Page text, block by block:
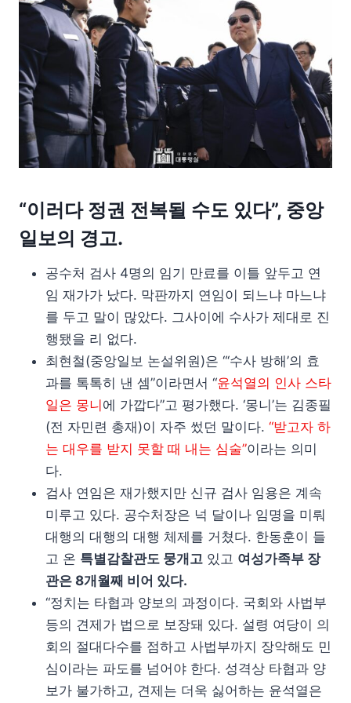
“이러다 정권 전복될 수도 있다”, 중앙
일보의 경고.
공수처 검사 4명의 임기 만료를 이틀 앞두고 연
임 재가가 났다. 막판까지 연임이 되느냐 마느냐
를 두고 말이 많았다. 그사이에 수사가 제대로 진
행됐을 리 없다.
최현철(중앙일보 논설위원)은 “‘수사 방해’의 효
과를 톡톡히 낸 셈”이라면서 “윤석열의 인사 스타
일은 몽니에 가깝다”고 평가했다. ‘몽니’는 김종필
(전 자민련 총재)이 자주 썼던 말이다. “받고자 하
는 대우를 받지 못할 때 내는 심술”이라는 의미
다.
검사 연임은 재가했지만 신규 검사 임용은 계속
미루고 있다. 공수처장은 넉 달이나 임명을 미뤄
대행의 대행의 대행 체제를 거쳤다. 한동훈이 들
고 온 특별감찰관도 뭉개고 있고 여성가족부 장
관은 8개월째 비어 있다.
“정치는 타협과 양보의 과정이다. 국회와 사법부
등의 견제가 법으로 보장돼 있다. 설령 여당이 의
회의 절대다수를 점하고 사법부까지 장악해도 민
심이라는 파도를 넘어야 한다. 성격상 타협과 양
보가 불가하고, 견제는 더욱 싫어하는 윤석열은